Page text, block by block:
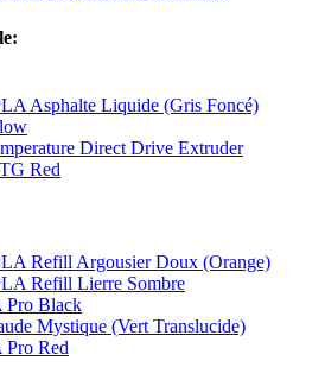
Asphalte Liquide (Gris Foncé)
Direct Drive Extruder
Red
Refill Argousier Doux (Orange)
Refill Lierre Sombre
Pro Black
Mystique (Vert Translucide)
Red